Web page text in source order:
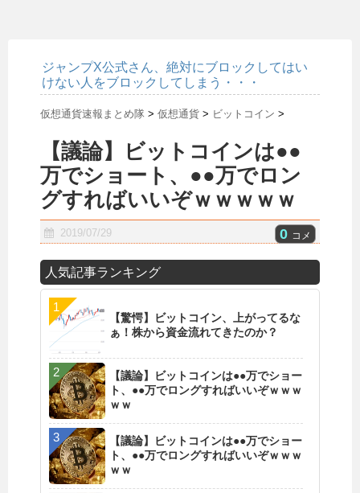
ジャンプX公式さん、絶対にブロックしてはい
けない人をブロックしてしまう・・・
仮想通貨速報まとめ隊 > 仮想通貨 > ビットコイン >
【議論】ビットコインは●●
万でショート、●●万でロン
グすればいいぞｗｗｗｗｗ
2019/07/29 0 コメ
人気記事ランキング
【驚愕】ビットコイン、上がってるな
ぁ！株から資金流れてきたのか？
【議論】ビットコインは●●万でショー
ト、●●万でロングすればいいぞｗｗｗ
ｗｗ
【議論】ビットコインは●●万でショー
ト、●●万でロングすればいいぞｗｗｗ
ｗｗ